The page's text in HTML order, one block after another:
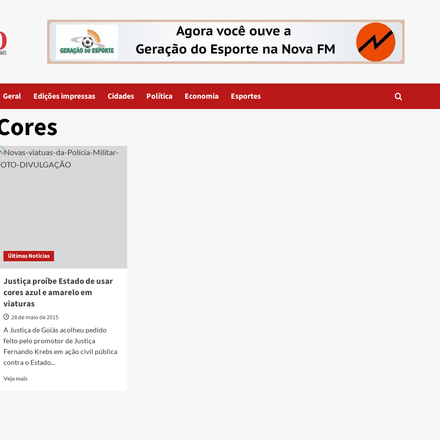
Geral Edições impressas Cidades Política Economia Esportes
Últimas Notícias
Justiça proíbe Estado de usar
cores azul e amarelo em
viaturas
28 de maio de 2015
A Justiça de Goiás acolheu pedido
feito pelo promotor de Justiça
Fernando Krebs em ação civil pública
contra o Estado...
Veja maisRead